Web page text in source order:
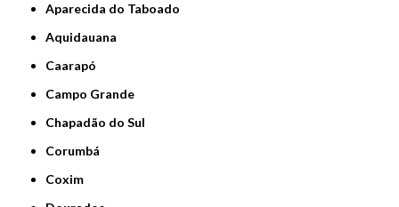
Aparecida do Taboado
Aquidauana
Caarapó
Campo Grande
Chapadão do Sul
Corumbá
Coxim